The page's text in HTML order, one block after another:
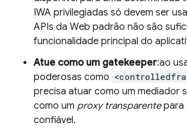
IWA privilegiadas só devem ser
APIs da Web padrão não são
funcionalidade principal do
Atue como um gatekeeper:ao
poderosas como
precisa atuar como um mediador
como um proxy transparentepara
confiável.